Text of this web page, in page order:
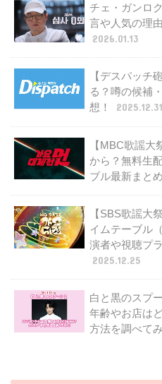
チェ・ガンロ
言や人気の理
2026.01.13
【デスパッチ
る？噂の候補
想！
2025.12.31
【MBC歌謡
から？無料生
ブル最新まと
【SBS歌謡大
イムテーブル
演者や視聴プ
2025.12.25
白と黒のスプ
年齢やお店は
方法を調べて